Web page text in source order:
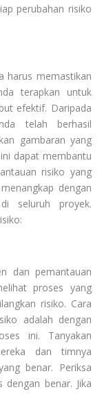
perubahan risiko
harus memastikan
terapkan untuk
efektif. Daripada
telah berhasil
gambaran yang
dapat membantu
risiko yang
dengan
seluruh proyek.
dan pemantauan
proses yang
risiko. Cara
adalah dengan
ini. Tanyakan
dan timnya
benar. Periksa
benar. Jika